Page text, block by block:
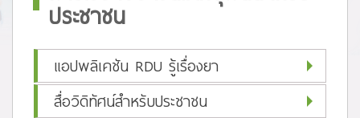
ประชาชน
แอปพลิเคชัน RDU รู้เรื่องยา
สื่อวิดิทัศน์สำหรับประชาชน